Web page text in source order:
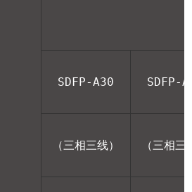
SDFP-A30 SDFP-
（三相三线） （三相三